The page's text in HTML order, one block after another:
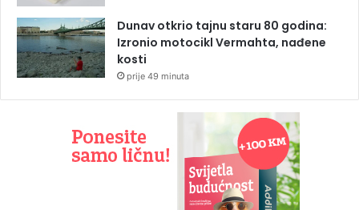
Dunav otkrio tajnu staru 80 godina:
Izronio motocikl Vermahta, nađene
kosti
prije 49 minuta